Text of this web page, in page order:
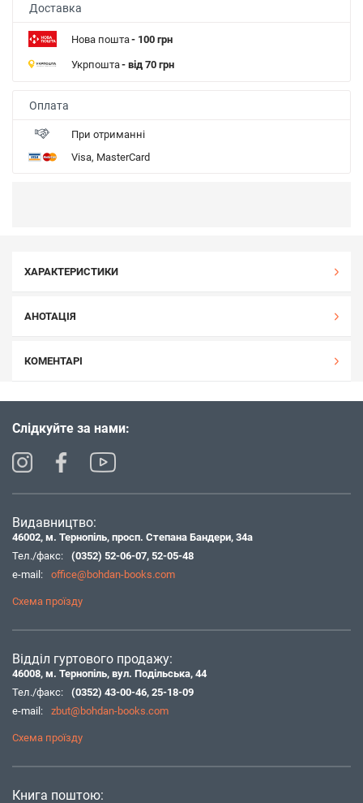
Доставка
Нова пошта- 100 грн
Укрпошта- від 70 грн
Оплата
При отриманні
Visa, MasterCard
ХАРАКТЕРИСТИКИ
АНОТАЦІЯ
КОМЕНТАРІ
Слідкуйте за нами:
Видавництво:
46002, м. Тернопіль, просп. Степана Бандери, 34а
Тел./факс:
(0352) 52-06-07, 52-05-48
e-mail:
office@bohdan-books.com
Схема проїзду
Відділ гуртового продажу:
46008, м. Тернопіль, вул. Подільська, 44
Тел./факс:
(0352) 43-00-46, 25-18-09
e-mail:
zbut@bohdan-books.com
Схема проїзду
Книга поштою: